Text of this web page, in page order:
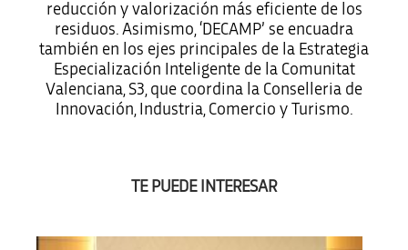
reducción y valorización más eficiente de los
residuos. Asimismo, ‘DECAMP’ se encuadra
también en los ejes principales de la Estrategia
Especialización Inteligente de la Comunitat
Valenciana, S3, que coordina la Conselleria de
Innovación, Industria, Comercio y Turismo.
TE PUEDE INTERESAR